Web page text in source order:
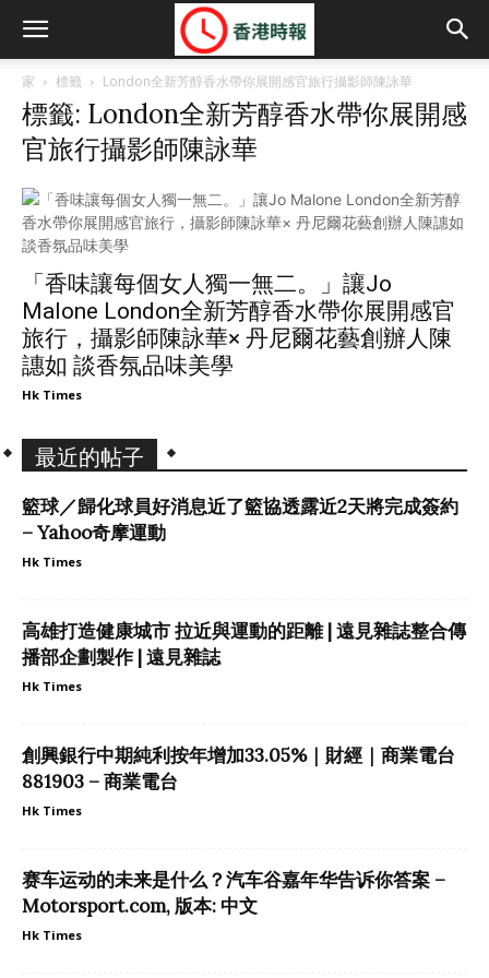
家 標籤 London全新芳醇香水帶你展開感官旅行攝影師陳詠華
標籤: London全新芳醇香水帶你展開感
官旅行攝影師陳詠華
「香味讓每個女人獨一無二。」讓Jo
Malone London全新芳醇香水帶你展開感官
旅行，攝影師陳詠華× 丹尼爾花藝創辦人陳
譓如 談香氛品味美學
Hk Times
最近的帖子
籃球／歸化球員好消息近了籃協透露近2天將完成簽約
– Yahoo奇摩運動
Hk Times
高雄打造健康城市 拉近與運動的距離 | 遠見雜誌整合傳
播部企劃製作 | 遠見雜誌
Hk Times
創興銀行中期純利按年增加33.05%｜財經｜商業電台
881903 – 商業電台
Hk Times
赛车运动的未来是什么？汽车谷嘉年华告诉你答案 –
Motorsport.com, 版本: 中文
Hk Times